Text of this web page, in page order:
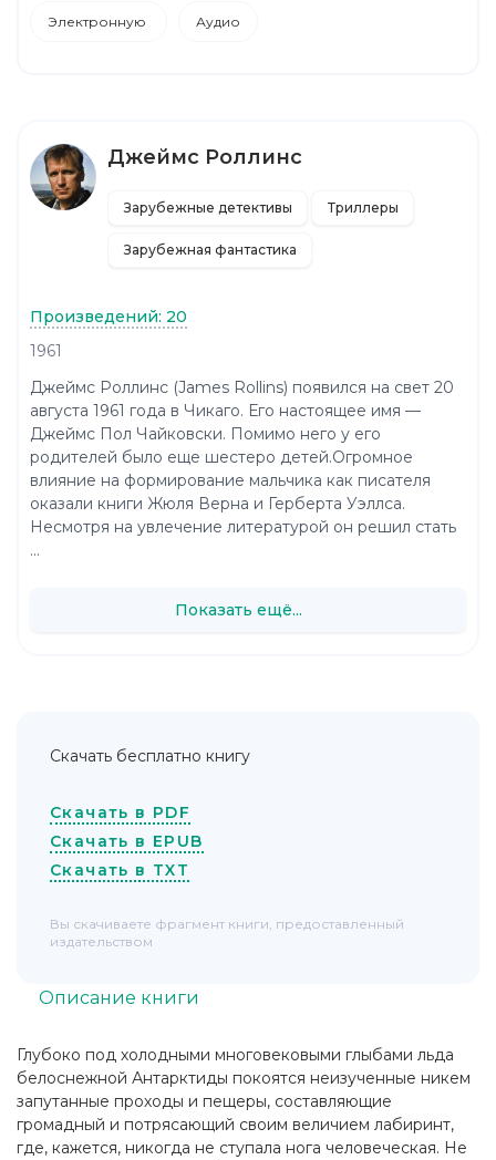
Электронную Аудио
Глубоко под холодными многовековыми глыбами льда
белоснежной Антарктиды покоятся неизученные никем
запутанные проходы и пещеры, составляющие
громадный и потрясающий своим величием лабиринт,
где, кажется, никогда не ступала нога человеческая. Не
Описание книги
Джеймс Роллинс
Зарубежные детективы Триллеры
Зарубежная фантастика
Произведений: 20
1961
Джеймс Роллинс (James Rollins) появился на свет 20
августа 1961 года в Чикаго. Его настоящее имя —
Джеймс Пол Чайковски. Помимо него у его
родителей было еще шестеро детей.Огромное
влияние на формирование мальчика как писателя
оказали книги Жюля Верна и Герберта Уэллса.
Несмотря на увлечение литературой он решил стать
...
Показать ещё...
Скачать бесплатно книгу
Скачать в PDF
Скачать в EPUB
Скачать в TXT
Вы скачиваете фрагмент книги, предоставленный
издательством